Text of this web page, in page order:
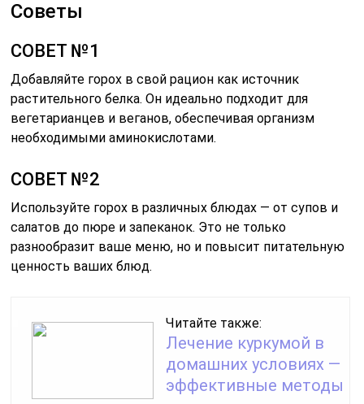
Советы
СОВЕТ №1
Добавляйте горох в свой рацион как источник
растительного белка. Он идеально подходит для
вегетарианцев и веганов, обеспечивая организм
необходимыми аминокислотами.
СОВЕТ №2
Используйте горох в различных блюдах — от супов и
салатов до пюре и запеканок. Это не только
разнообразит ваше меню, но и повысит питательную
ценность ваших блюд.
Читайте также:
Лечение куркумой в
домашних условиях —
эффективные методы